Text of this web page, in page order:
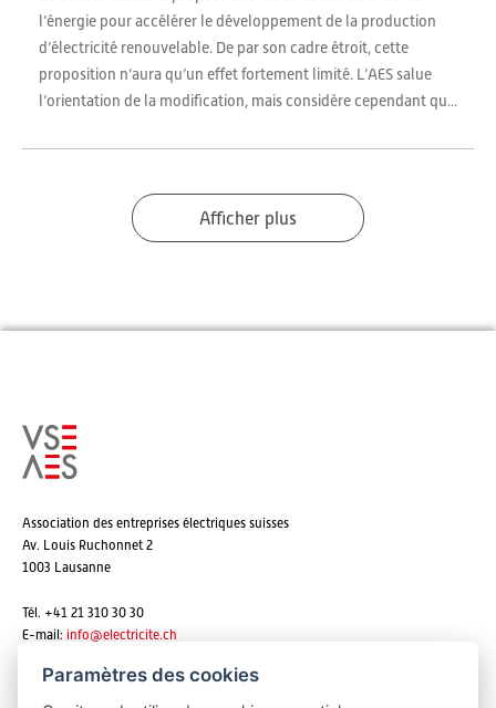
l’énergie pour accélérer le développement de la production
d’électricité renouvelable. De par son cadre étroit, cette
proposition n’aura qu’un effet fortement limité. L’AES salue
l’orientation de la modification, mais considère cependant qu...
Afficher plus
Association des entreprises électriques suisses
Av. Louis Ruchonnet 2
1003 Lausanne
Tél. +41 21 310 30 30
E-mail: info@electricite.ch
Paramètres des cookies